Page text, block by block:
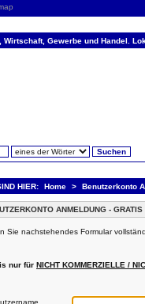
Wirtschaft, Gewerbe und Handel.
HIER: Home > Benutzerkonto
ANMELDUNG - GRATIS
Sie nachstehendes Formular
nur für NICHT KOMMERZIELLE /